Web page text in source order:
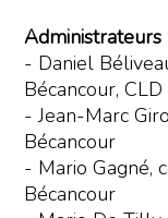
Administrateurs
- Daniel
Bécancour,
- Jean-Marc
Bécancour
- Mario Gagné,
Bécancour